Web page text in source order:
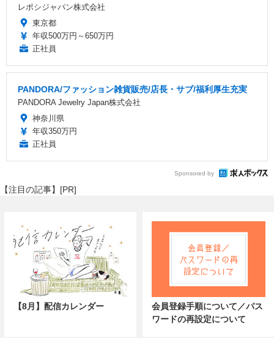
レポシジャパン株式会社
東京都
年収500万円～650万円
正社員
PANDORA/ファッション雑貨販売/店長・サブ/福利厚生充実
PANDORA Jewelry Japan株式会社
神奈川県
年収350万円
正社員
Sponsored by
【注目の記事】[PR]
【8月】配信カレンダー
会員登録手順について／パス
ワードの再設定について